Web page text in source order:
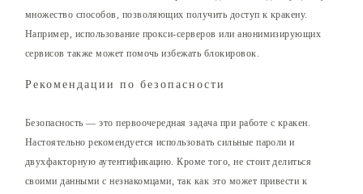
множество способов, позволяющих получить доступ к кракену.
Например, использование прокси-серверов или анонимизирующих
сервисов также может помочь избежать блокировок.
Рекомендации по безопасности
Безопасность — это первоочередная задача при работе с кракен.
Настоятельно рекомендуется использовать сильные пароли и
двухфакторную аутентификацию. Кроме того, не стоит делиться
своими данными с незнакомцами, так как это может привести к